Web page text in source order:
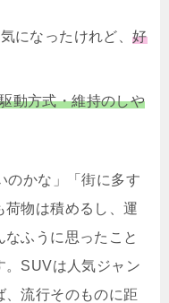
になったけれど、好
動方式・維持のしや
のかな」「街に多す
荷物は積めるし、運
ふうに思ったこと
。SUVは人気ジャン
、流行そのものに距